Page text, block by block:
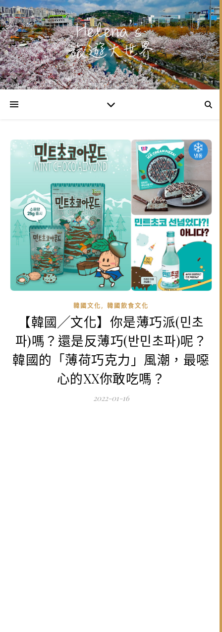
韓國文化, 韓國飲食文化
【韓國╱文化】你是薄巧派(민초
파)嗎？還是反薄巧(반민초파)呢？
韓國的「薄荷巧克力」風潮，最噁
心的XX你敢吃嗎？
2022-01-16